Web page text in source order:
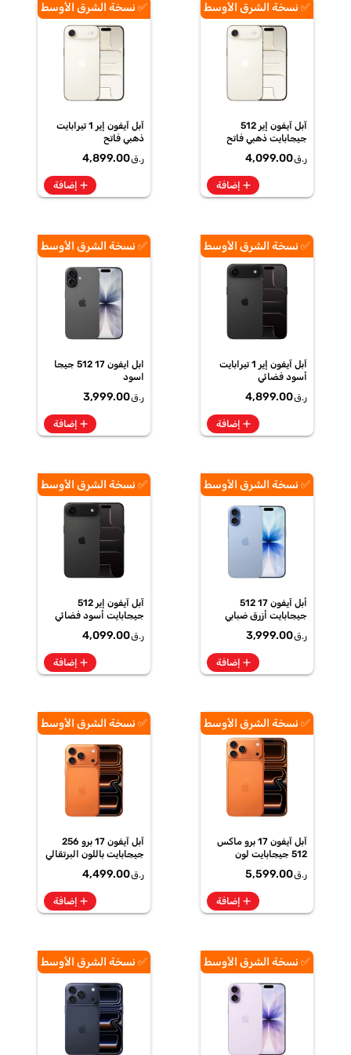
✅ نسخة الشرق الأوسط
آبل آيفون إير 512
جيجابايت ذهبي فاتح
ر.ق4,099.00
add إضافة
✅ نسخة الشرق الأوسط
آبل آيفون إير 1 تيرابايت
ذهبي فاتح
ر.ق4,899.00
add إضافة
✅ نسخة الشرق الأوسط
آبل آيفون إير 1 تيرابايت
أسود فضائي
ر.ق4,899.00
add إضافة
✅ نسخة الشرق الأوسط
ابل ايفون 17 512 جيجا
اسود
ر.ق3,999.00
add إضافة
✅ نسخة الشرق الأوسط
أبل آيفون 17 512
جيجابايت أزرق ضبابي
ر.ق3,999.00
add إضافة
✅ نسخة الشرق الأوسط
آبل آيفون إير 512
جيجابايت أسود فضائي
ر.ق4,099.00
add إضافة
✅ نسخة الشرق الأوسط
آبل آيفون 17 برو ماكس
512 جيجابايت لون
ر.ق5,599.00
add إضافة
✅ نسخة الشرق الأوسط
آبل آيفون 17 برو 256
جيجابايت باللون البرتقالي
ر.ق4,499.00
add إضافة
✅ نسخة الشرق الأوسط ✅ نسخة الشرق الأوسط